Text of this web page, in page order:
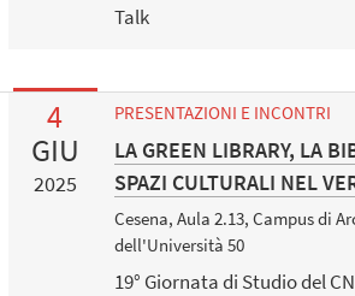
Talk
4
GIU
2025
PRESENTAZIONI E INCONTRI
LA GREEN LIBRARY, LA
SPAZI CULTURALI NEL
Cesena, Aula 2.13, Campus di
dell'Università 50
19° Giornata di Studio del